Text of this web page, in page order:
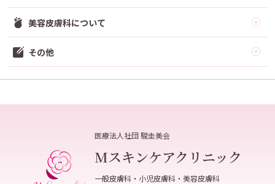
美容皮膚科について
その他
医療法人社団 駿圭美会
Mスキンケアクリニック
一般皮膚科・小児皮膚科・美容皮膚科